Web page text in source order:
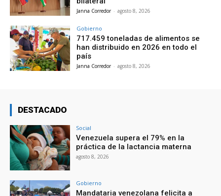
Janna Corredor - agosto 8, 2026
Gobierno
717.459 toneladas de alimentos se
han distribuido en 2026 en todo el
país
Janna Corredor - agosto 8, 2026
DESTACADO
Social
Venezuela supera el 79% en la
práctica de la lactancia materna
agosto 8, 2026
Gobierno
Mandataria venezolana felicita a